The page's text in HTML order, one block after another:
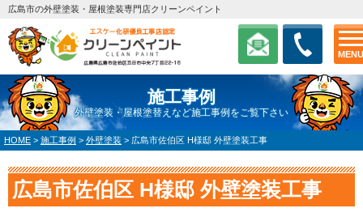
MENU
広島市の外壁塗装・屋根塗装専門店クリーンペイント
施工事例
外壁塗装・屋根塗替えなど施工事例をご覧下さい
HOME > 施工事例 > 外壁塗装 > 広島市佐伯区 H様邸 外壁塗装工事
広島市佐伯区 H様邸 外壁塗装工事